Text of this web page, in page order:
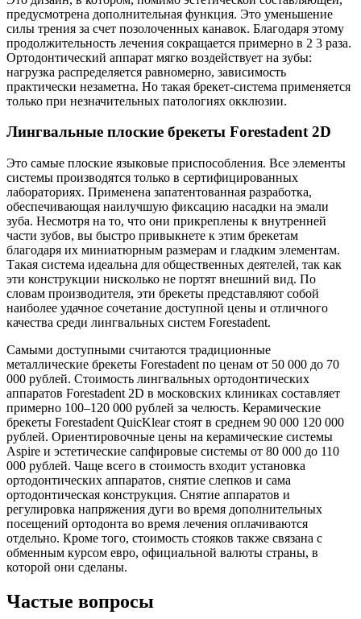
предусмотрена дополнительная функция. Это уменьшение
силы трения за счет позолоченных канавок. Благодаря этому
продолжительность лечения сокращается примерно в 2 3 раза.
Ортодонтический аппарат мягко воздействует на зубы:
нагрузка распределяется равномерно, зависимость
практически незаметна. Но такая брекет-система применяется
только при незначительных патологиях окклюзии.
Лингвальные плоские брекеты Forestadent 2D
Это самые плоские языковые приспособления. Все элементы
системы производятся только в сертифицированных
лабораториях. Применена запатентованная разработка,
обеспечивающая наилучшую фиксацию насадки на эмали
зуба. Несмотря на то, что они прикреплены к внутренней
части зубов, вы быстро привыкнете к этим брекетам
благодаря их миниатюрным размерам и гладким элементам.
Такая система идеальна для общественных деятелей, так как
эти конструкции нисколько не портят внешний вид. По
словам производителя, эти брекеты представляют собой
наиболее удачное сочетание доступной цены и отличного
качества среди лингвальных систем Forestadent.
Самыми доступными считаются традиционные
металлические брекеты Forestadent по ценам от 50 000 до 70
000 рублей. Стоимость лингвальных ортодонтических
аппаратов Forestadent 2D в московских клиниках составляет
примерно 100–120 000 рублей за челюсть. Керамические
брекеты Forestadent QuicKlear стоят в среднем 90 000 120 000
рублей. Ориентировочные цены на керамические системы
Aspire и эстетические сапфировые системы от 80 000 до 110
000 рублей. Чаще всего в стоимость входит установка
ортодонтических аппаратов, снятие слепков и сама
ортодонтическая конструкция. Снятие аппаратов и
регулировка напряжения дуги во время дополнительных
посещений ортодонта во время лечения оплачиваются
отдельно. Кроме того, стоимость стояков также связана с
обменным курсом евро, официальной валюты страны, в
которой они сделаны.
Частые вопросы